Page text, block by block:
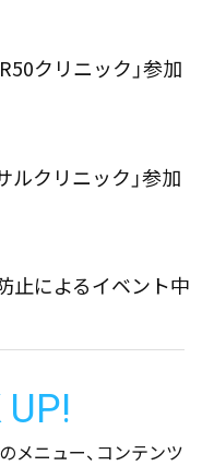
クリニック」参加
ルクリニック」参加
止によるイベント中
UP!
メニュー、コンテンツ